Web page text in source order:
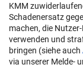
KMM
Schadenersatz
machen, die
verwenden und
bringen (siehe auch
via unserer Melde-